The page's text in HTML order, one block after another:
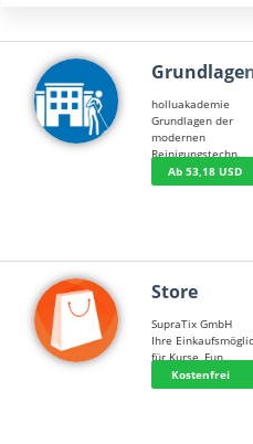
holluakademie
Grundlagen der
modernen
Reinigungstechn…
Ab 53,18 USD
Store
SupraTix GmbH
Ihre
für Kurse, Fun…
Kostenfrei